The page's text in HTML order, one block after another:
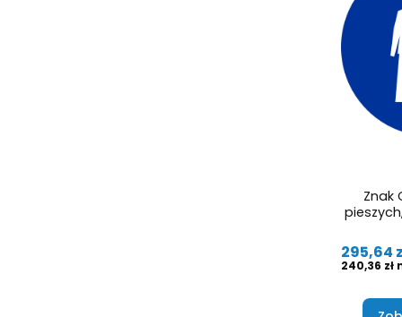
Znak
Cena
295,64
Cena
240,36 zł